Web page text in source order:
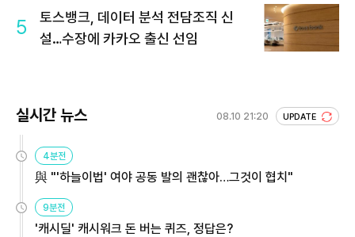
5
토스뱅크, 데이터 분석 전담조직 신
설…수장에 카카오 출신 선임
실시간 뉴스 08.10 21:20 UPDATE
4분전
與 "'하늘이법' 여야 공동 발의 괜찮아…그것이 협치"
9분전
'캐시딜' 캐시워크 돈 버는 퀴즈, 정답은?